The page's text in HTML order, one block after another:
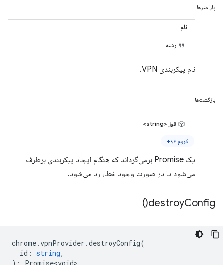
پارامترها
نام
رشته
نام پیکربندی VPN.
بازگشت‌ها
قول<string>
کروم ۹۶+
یک Promise برمی‌گرداند که هنگام ایجاد پیکربندی برطرف
می‌شود یا در صورت وجود خطا، رد می‌شود.
destroyConfig(
)
chrome.vpnProvider .destroyConfig(
id : string,
) : Promise<void>